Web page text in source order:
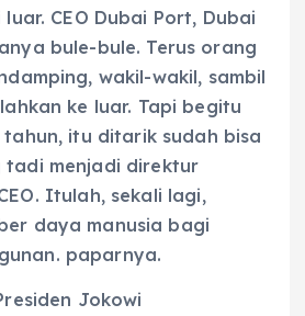
CEO Dubai Port, Dubai
bule-bule. Terus orang
wakil-wakil, sambil
ke luar. Tapi begitu
tahun, itu ditarik sudah bisa
tadi menjadi direktur
Itulah, sekali lagi,
daya manusia bagi
paparnya.
Jokowi